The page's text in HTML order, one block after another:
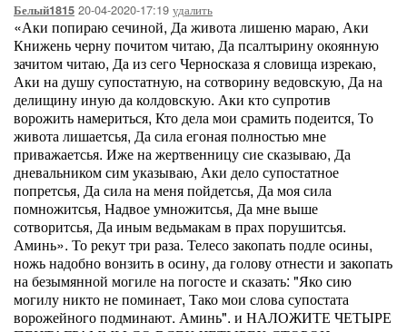
Белый1815 20-04-2020-17:19 удалить
«Аки попираю сечиной, Да живота лишеню мараю, Аки
Книжень черну почитом читаю, Да псалтырину окоянную
зачитом читаю, Да из сего Черносказа я словища изрекаю,
Аки на душу супостатную, на сотворину ведовскую, Да на
делищину иную да колдовскую. Аки кто супротив
ворожить намериться, Кто дела мои срамить подеится, То
живота лишаетсья, Да сила егоная полностью мне
приважаетсья. Иже на жертвенницу сие сказываю, Да
дневальником сим указываю, Аки дело супостатное
попретсья, Да сила на меня пойдетсья, Да моя сила
помножитсья, Надвое умножитсья, Да мне выше
сотворитсья, Да иным ведьмакам в прах порушитсья.
Аминь». То рекут три раза. Телесо закопать подле осины,
ножь надобно вонзить в осину, да голову отнести и закопать
на безымянной могиле на погосте и сказать: "Яко сию
могилу никто не поминает, Тако мои слова супостата
ворожейного подминают. Аминь". и НАЛОЖИТЕ ЧЕТЫРЕ